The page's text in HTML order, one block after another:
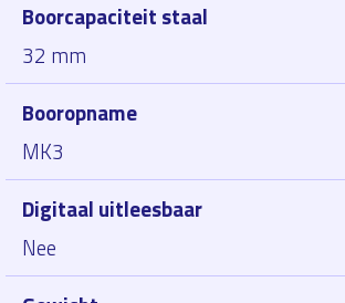
Boorcapaciteit staal
32 mm
Booropname
MK3
Digitaal uitleesbaar
Nee